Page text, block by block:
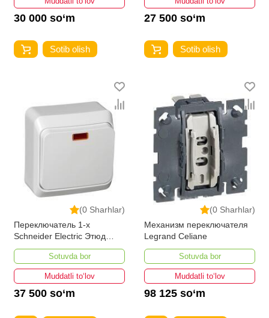
30 000 so‘m
Sotib olish
27 500 so‘m
Sotib olish
(0 Sharhlar)
Переключатель 1-х
Schneider Electric Этюд
наружный с подсветкой
10АХ 250ВSotuvda bor
Muddatli to‘lov
37 500 so‘m
(0 Sharhlar)
Механизм переключателя
Legrand Celiane
Sotuvda bor
Muddatli to‘lov
98 125 so‘m